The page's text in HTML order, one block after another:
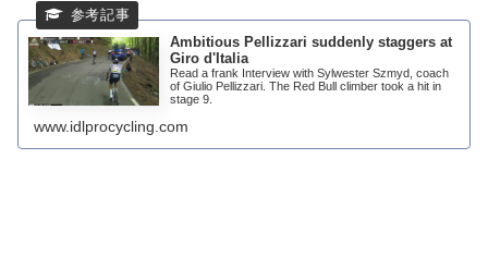
Ambitious Pellizzari suddenly staggers at
Giro d'Italia
Read a frank Interview with Sylwester Szmyd, coach
of Giulio Pellizzari. The Red Bull climber took a hit in
stage 9.
www.idlprocycling.com